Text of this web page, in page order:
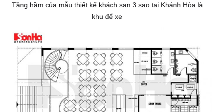
Tầng hầm của mẫu thiết kế khách sạn 3 sao tại Khánh Hòa là
khu để xe